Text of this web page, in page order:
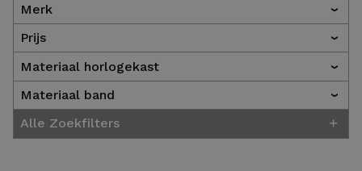
Merk ›
Prijs ›
Materiaal horlogekast ›
Materiaal band ›
Alle Zoekfilters +